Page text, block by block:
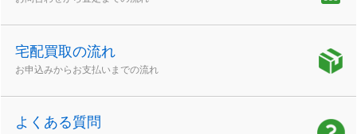
宅配買取の流れ
お申込みからお支払いまでの流れ
よくある質問